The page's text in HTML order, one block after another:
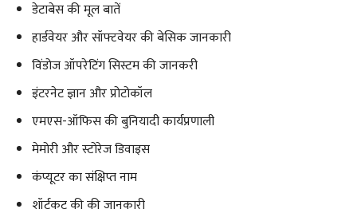
डेटाबेस की मूल बातें
हार्डवेयर और सॉफ्टवेयर की बेसिक जानकारी
विंडोज ऑपरेटिंग सिस्टम की जानकरी
इंटरनेट ज्ञान और प्रोटोकॉल
एमएस-ऑफिस की बुनियादी कार्यप्रणाली
मेमोरी और स्टोरेज डिवाइस
कंप्यूटर का संक्षिप्त नाम
शॉर्टकट की की जानकारी